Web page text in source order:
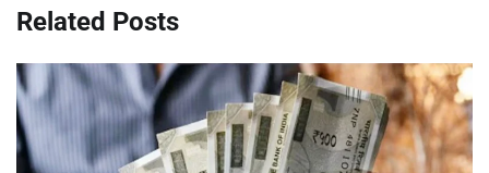
Related Posts